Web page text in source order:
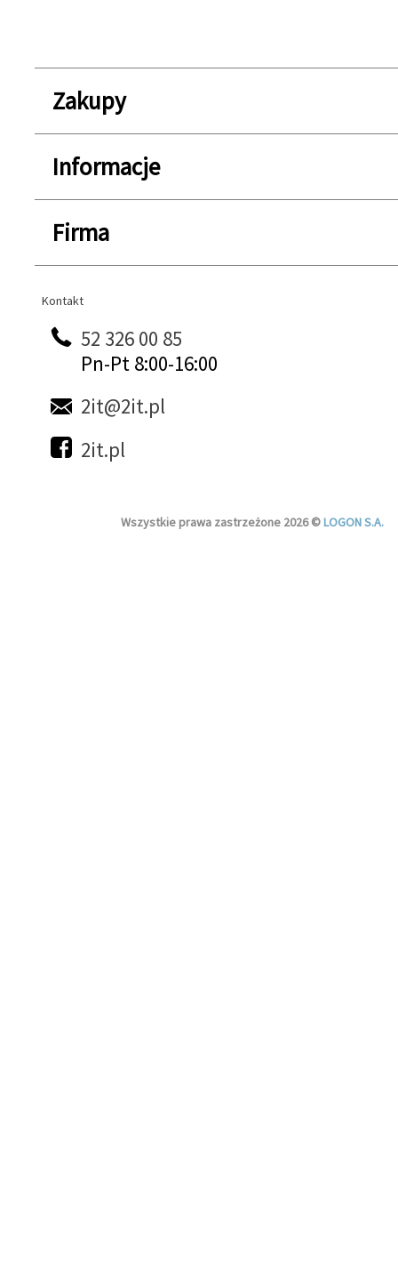
Zakupy
Informacje
Firma
Kontakt
Kontakt
52 326 00 85
Pn-Pt 8:00-16:00
2it@2it.pl
2it.pl
Wszystkie prawa zastrzeżone 2026 ©LOGON S.A.